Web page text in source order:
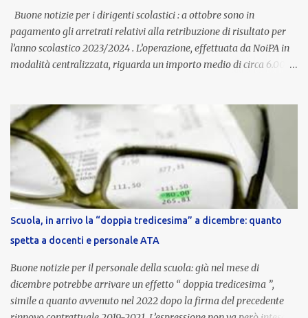
aggiornata periodicamente in base al cost...
Buone notizie per i dirigenti scolastici : a ottobre sono in
pagamento gli arretrati relativi alla retribuzione di risultato per
l’anno scolastico 2023/2024 . L’operazione, effettuata da NoiPA in
modalità centralizzata, riguarda un importo medio di circa 6.000
ordinaria di ottobre . Cos’è la retribuzione di risultato La
retribuzione di risultato rappresenta la parte variabile dello
stipendio dei dirigenti scolastici. Viene corrisposta per valorizzare
la qualità dell’attività svolta, la gestione delle risorse e il
raggiungimento degli obiettivi fissati dal Ministero dell’Istruzione
e del Merito (MIM) . Per l’anno scolastico 2023/2024, il MIM ha
completato la procedura di valutazione e trasmesso i dati a NoiPA,
che ha poi disposto la liquidazione automatica in busta paga . Gli
importi e le trattenute L’importo medio lordo riconosciuto è di 6....
Scuola, in arrivo la “doppia tredicesima” a dicembre: quanto
spetta a docenti e personale ATA
Buone notizie per il personale della scuola: già nel mese di
dicembre potrebbe arrivare un effetto “ doppia tredicesima ”,
simile a quanto avvenuto nel 2022 dopo la firma del precedente